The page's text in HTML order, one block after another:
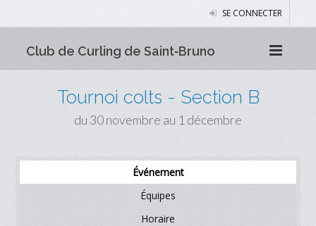
SE CONNECTER
Club de Curling de Saint‑Bruno
Tournoi colts - Section B
du 30 novembre au 1 décembre
Événement
Équipes
Horaire